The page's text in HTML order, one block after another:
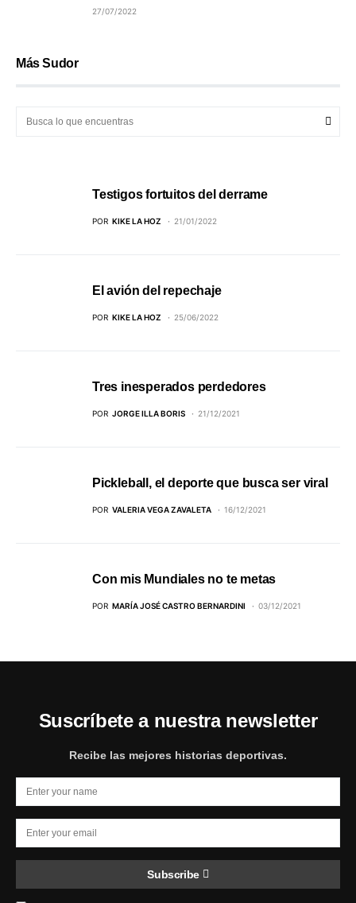
27/07/2022
Más Sudor
Testigos fortuitos del derrame
POR KIKE LA HOZ 21/01/2022
El avión del repechaje
POR KIKE LA HOZ 25/06/2022
Tres inesperados perdedores
POR JORGE ILLA BORIS 21/12/2021
Pickleball, el deporte que busca ser viral
POR VALERIA VEGA ZAVALETA 16/12/2021
Con mis Mundiales no te metas
POR MARÍA JOSÉ CASTRO BERNARDINI 03/12/2021
Suscríbete a nuestra newsletter
Recibe las mejores historias deportivas.
Subscribe